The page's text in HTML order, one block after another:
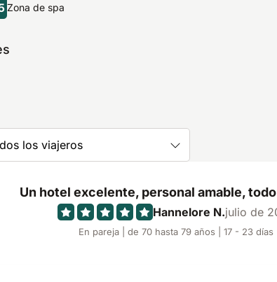
Zona de spa
los viajeros
Un hotel excelente, personal amable,
Hannelore N.julio de
En pareja | de 70 hasta 79 años | 17 - 23 días